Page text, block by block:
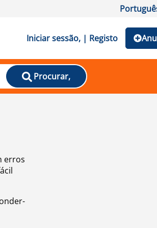
Iniciar sessão, | Registo
Procurar,
erros